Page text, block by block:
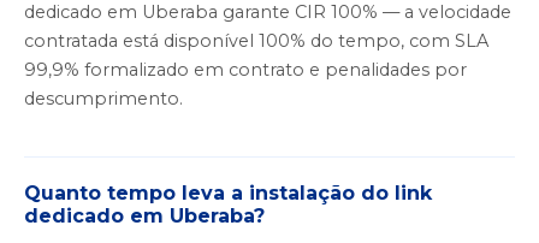
dedicado em Uberaba garante CIR 100% — a velocidade
contratada está disponível 100% do tempo, com SLA
99,9% formalizado em contrato e penalidades por
descumprimento.
Quanto tempo leva a instalação do link
dedicado em Uberaba?